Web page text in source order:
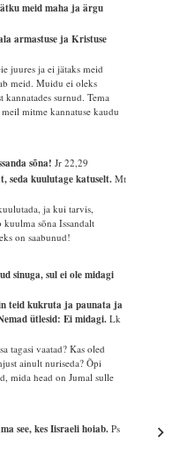
meid maha ja ärgu
armastuse ja Kristuse
juures ja ei jätaks meid
meid. Muidu ei oleks
kannatades surnud. Tema
mitme kannatuse kaudu
sõna!Jr 22,29
seda kuulutage katuselt.Mt
ja kui tarvis,
kuulma sõna Issandalt
on saabunud!
sinuga, sul ei ole midagi
teid kukruta ja paunata ja
ütlesid: Ei midagi.Lk
tagasi vaatad? Kas oled
ainult nuriseda? Õpi
mida head on Jumal sulle
see, kes Iisraeli hoiab.Ps